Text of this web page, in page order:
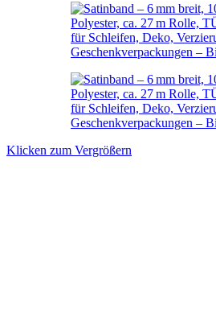
Klicken zum Vergrößern